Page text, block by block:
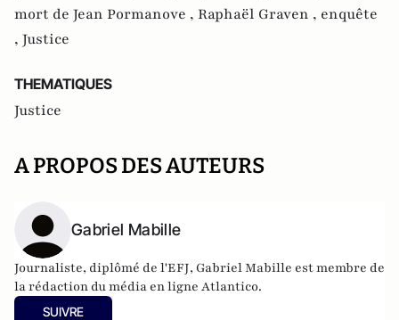
mort de Jean Pormanove , Raphaël Graven , enquête
, Justice
THEMATIQUES
Justice
A PROPOS DES AUTEURS
Gabriel Mabille
Journaliste, diplômé de l'EFJ, Gabriel Mabille est membre de
la rédaction du média en ligne Atlantico.
SUIVRE